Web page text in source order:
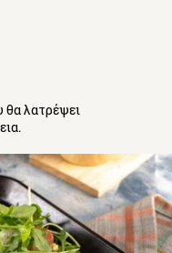
θα λατρέψει